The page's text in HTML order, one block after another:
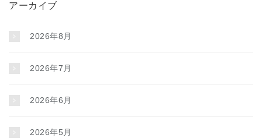
アーカイブ
2026年8月
2026年7月
2026年6月
2026年5月